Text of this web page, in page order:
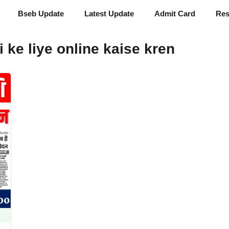
Bseb Update Latest Update Admit Card
ke liye online kaise kren